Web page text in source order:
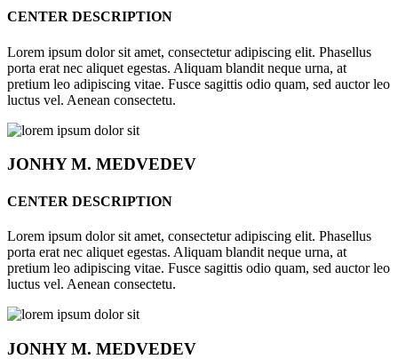
CENTER DESCRIPTION
Lorem ipsum dolor sit amet, consectetur adipiscing elit. Phasellus
porta erat nec aliquet egestas. Aliquam blandit neque urna, at
pretium leo adipiscing vitae. Fusce sagittis odio quam, sed auctor leo
luctus vel. Aenean consectetu.
JONHYM. MEDVEDEV
CENTER DESCRIPTION
Lorem ipsum dolor sit amet, consectetur adipiscing elit. Phasellus
porta erat nec aliquet egestas. Aliquam blandit neque urna, at
pretium leo adipiscing vitae. Fusce sagittis odio quam, sed auctor leo
luctus vel. Aenean consectetu.
JONHYM. MEDVEDEV